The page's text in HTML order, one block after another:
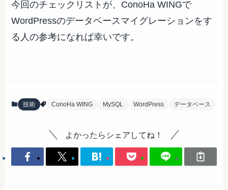
今回のチェックリストが、ConoHa WINGで
WordPressのデータベースマイグレーションをす
る人の参考になれば幸いです。
技術 ConoHa WING MySQL WordPress データベース
よかったらシェアしてね！